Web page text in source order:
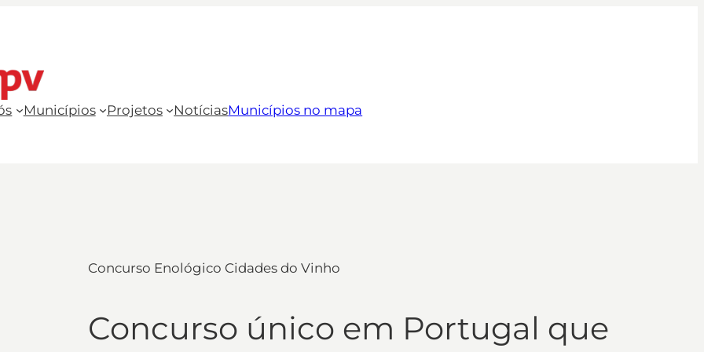
Municípios Projetos NotíciasMunicípios no mapa
Concurso Enológico Cidades do Vinho
Concurso único em Portugal que